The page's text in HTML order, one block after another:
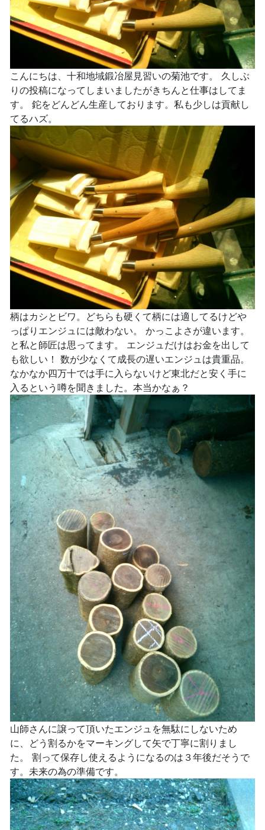
こんにちは、十和地域鍛冶屋見習いの菊池です。 久しぶ
りの投稿になってしまいましたがきちんと仕事はしてま
す。 鉈をどんどん生産しております。私も少しは貢献し
てるハズ。
柄はカシとビワ。どちらも硬くて柄には適してるけどや
っぱりエンジュには敵わない。 かっこよさが違います。
と私と師匠は思ってます。 エンジュだけはお金を出して
も欲しい！ 数が少なくて成長の遅いエンジュは貴重品。
なかなか四万十では手に入らないけど東北だと安く手に
入るという噂を聞きました。本当かなぁ？
山師さんに譲って頂いたエンジュを無駄にしないため
に、どう割るかをマーキングして矢で丁寧に割りまし
た。 割って保存し使えるようになるのは３年後だそうで
す。未来の為の準備です。